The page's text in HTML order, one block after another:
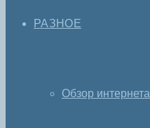
РАЗНОЕ
Обзор интернета